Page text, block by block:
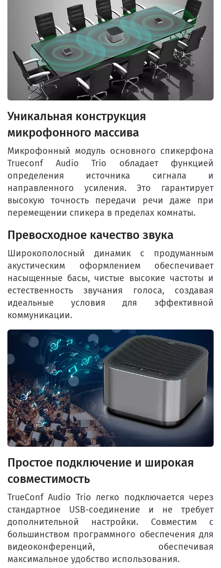
Уникальная конструкция
микрофонного массива
Микрофонный модуль основного спикерфона
Trueconf Audio Trio обладает функцией
определения источника сигнала и
направленного усиления. Это гарантирует
высокую точность передачи речи даже при
перемещении спикера в пределах комнаты.
Превосходное качество звука
Широкополосный динамик с продуманным
акустическим оформлением обеспечивает
насыщенные басы, чистые высокие частоты и
естественность звучания голоса, создавая
идеальные условия для эффективной
коммуникации.
Простое подключение и широкая
совместимость
TrueConf Audio Trio легко подключается через
стандартное USB-соединение и не требует
дополнительной настройки. Совместим с
большинством программного обеспечения для
видеоконференций, обеспечивая
максимальное удобство использования.